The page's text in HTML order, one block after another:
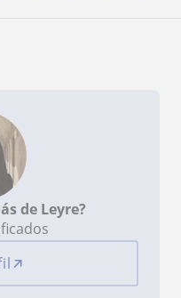
de Leyre?